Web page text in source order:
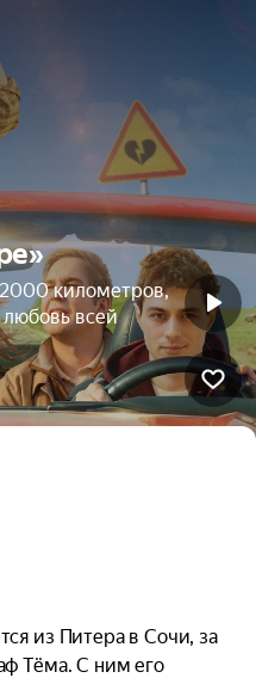
километров,
всей
из Питера в Сочи, за
Тёма. С ним его